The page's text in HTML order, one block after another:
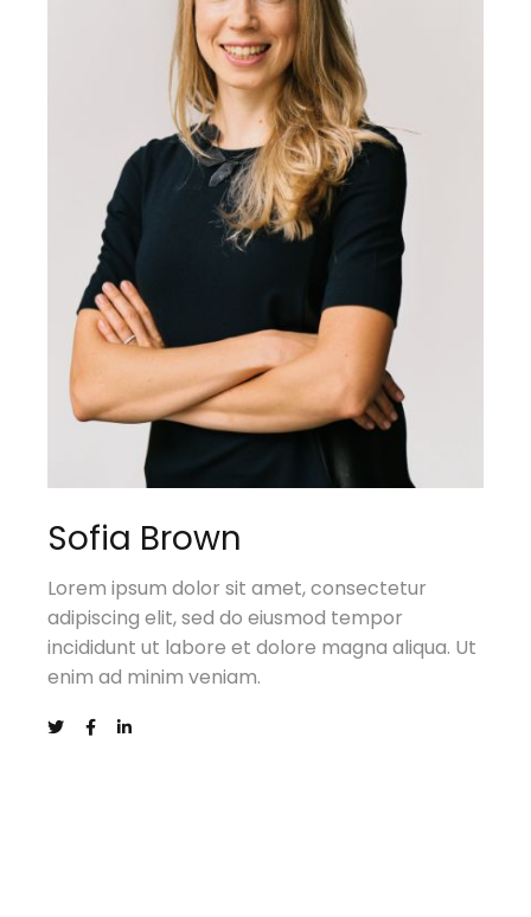
Sofia Brown
Lorem ipsum dolor sit amet, consectetur
adipiscing elit, sed do eiusmod tempor
incididunt ut labore et dolore magna aliqua. Ut
enim ad minim veniam.